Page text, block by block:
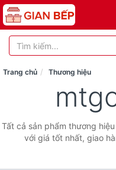
Trang chủ Thương hiệu
Tất cả sản phẩm thương
với giá tốt nhất, giao